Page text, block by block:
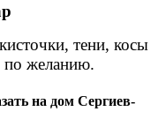
тени, косы
по желанию.
на дом Сергиев-